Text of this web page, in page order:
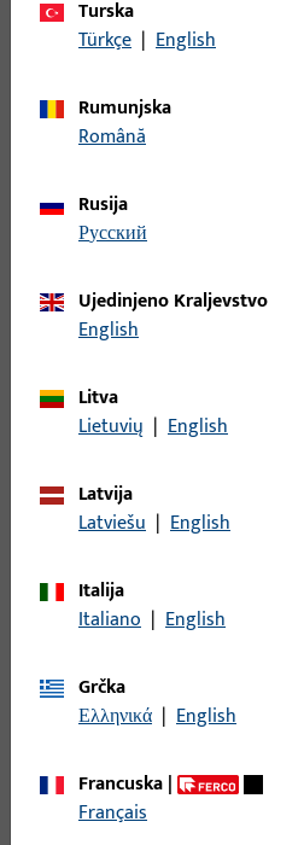
Time su ispunjeni i dizajnerski i
pristupačnost, sigurnost i
Gretsch-Unitas postavlja
drvo, PVC i metal mogu se
uključujući rješenja za pragove.
motorizirano, ispitani su na
Sve reference
Turska
Türkçe | English
Rumunjska
Română
Rusija
русский
Ujedinjeno Kraljevstvo
English
Litva
Lietuvių | English
Latvija
Latviešu | English
Italija
Italiano | English
Grčka
Ελληνικά | English
Francuska|
Français